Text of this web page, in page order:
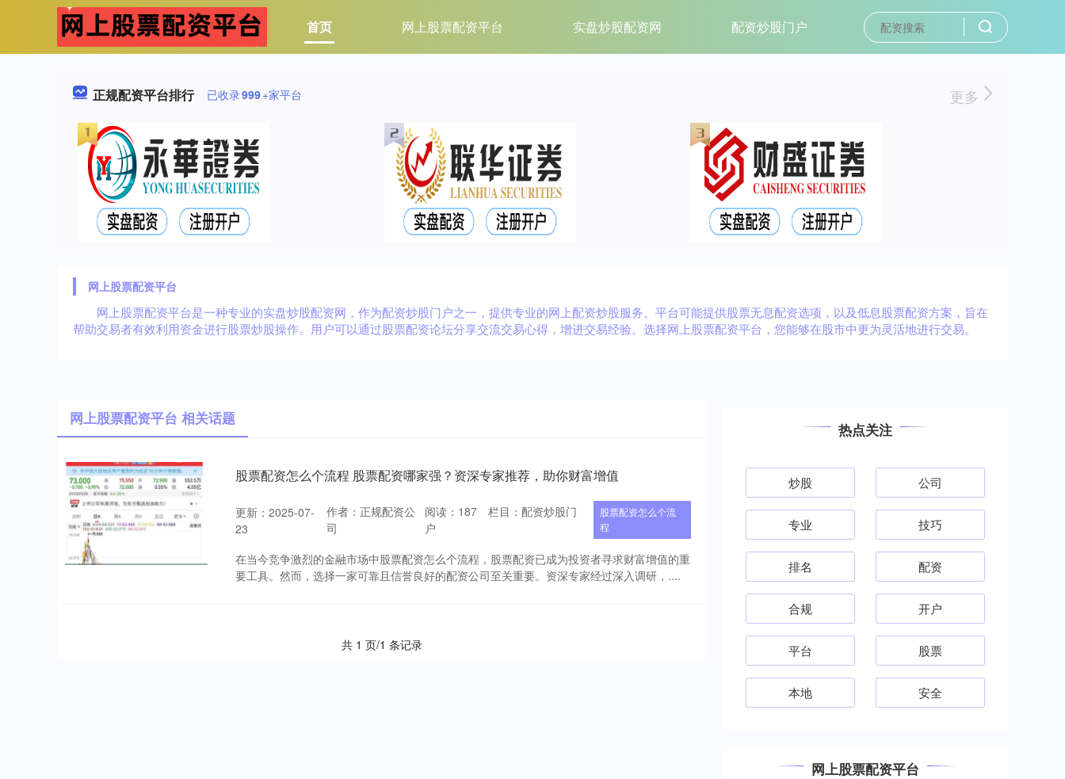
首页 网上股票配资平台 实盘炒股配资网 配资炒股门户
正规配资平台排行 已收录999+家平台 更多
网上股票配资平台
网上股票配资平台是一种专业的实盘炒股配资网，作为配资炒股门户之一，提供专业的网上配资炒股服务。平台可能提供股票无息配资选项，以及低息股票配资方案，旨在
帮助交易者有效利用资金进行股票炒股操作。用户可以通过股票配资论坛分享交流交易心得，增进交易经验。选择网上股票配资平台，您能够在股市中更为灵活地进行交易。
网上股票配资平台 相关话题
股票配资怎么个流程 股票配资哪家强？资深专家推荐，助你财富增值
更新：2025-07-
23
作者：正规配资公
司
阅读： 187 栏目： 配资炒股门
户
股票配资怎么个流
程
在当今竞争激烈的金融市场中股票配资怎么个流程，股票配资已成为投资者寻求财富增值的重
要工具。然而，选择一家可靠且信誉良好的配资公司至关重要。资深专家经过深入调研，....
共 1 页/1 条记录
热点关注
炒股 公司
专业 技巧
排名 配资
合规 开户
平台 股票
本地 安全
网上股票配资平台